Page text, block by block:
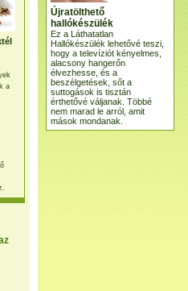
a
Újratölthető
hallókészülék
Ez a Láthatatlan
Hallókészülék lehetővé teszi,
hogy a televíziót kényelmes,
alacsony hangerőn
élvezhesse, és a
beszélgetések, sőt a
suttogások is tisztán
érthetővé váljanak. Többé
nem marad le arról, amit
mások mondanak.